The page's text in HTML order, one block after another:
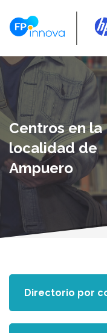
Centros en la
localidad de
Ampuero